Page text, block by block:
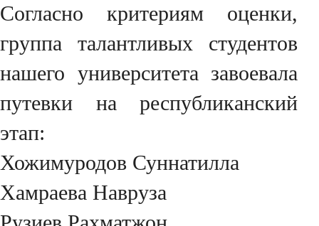
Согласно критериям оценки,
группа талантливых студентов
нашего университета завоевала
путевки на республиканский
этап:
Хожимуродов Суннатилла
Хамраева Навруза